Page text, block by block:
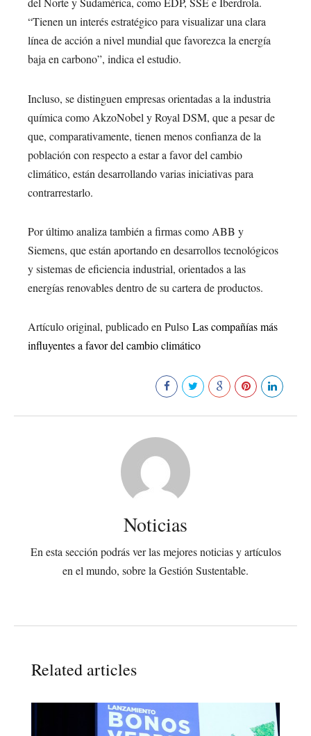
“Tienen un interés estratégico para visualizar una clara
línea de acción a nivel mundial que favorezca la energía
baja en carbono”, indica el estudio.
Incluso, se distinguen empresas orientadas a la industria
química como AkzoNobel y Royal DSM, que a pesar de
que, comparativamente, tienen menos confianza de la
población con respecto a estar a favor del cambio
climático, están desarrollando varias iniciativas para
contrarrestarlo.
Por último analiza también a firmas como ABB y
Siemens, que están aportando en desarrollos tecnológicos
y sistemas de eficiencia industrial, orientados a las
energías renovables dentro de su cartera de productos.
Artículo original, publicado en Pulso Las compañías más
influyentes a favor del cambio climático
Noticias
En esta sección podrás ver las mejores noticias y artículos
en el mundo, sobre la Gestión Sustentable.
Related articles